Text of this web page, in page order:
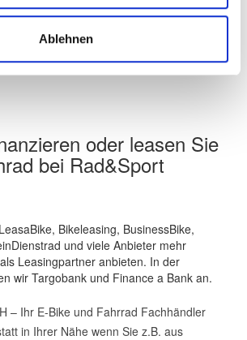
Ablehnen
oder leasen Sie
bei Rad&Sport
Bikeleasing, BusinessBike,
und viele Anbieter mehr
Leasingpartner anbieten. In der
wir Targobank und Finance a Bank an.
– Ihr E-Bike und Fahrrad Fachhändler
in Ihrer Nähe wenn Sie z.B. aus